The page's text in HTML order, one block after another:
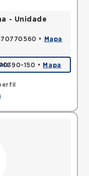
- Unidade
70770560 • Mapa
150 • Mapa